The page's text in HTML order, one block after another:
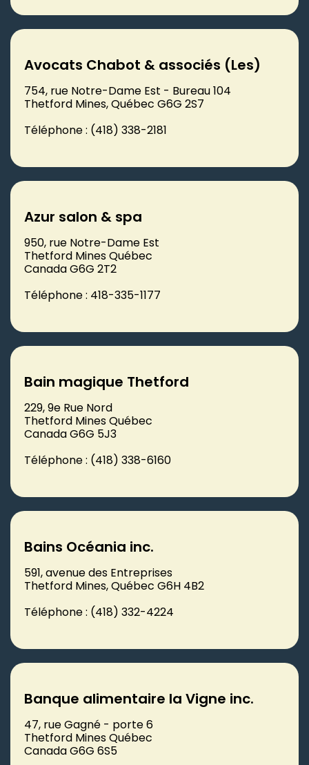
Avocats Chabot & associés (Les)
754, rue Notre-Dame Est - Bureau 104
Thetford Mines, Québec G6G 2S7
Téléphone : (418) 338-2181
Azur salon & spa
950, rue Notre-Dame Est
Thetford Mines Québec
Canada G6G 2T2
Téléphone : 418-335-1177
Bain magique Thetford
229, 9e Rue Nord
Thetford Mines Québec
Canada G6G 5J3
Téléphone : (418) 338-6160
Bains Océania inc.
591, avenue des Entreprises
Thetford Mines, Québec G6H 4B2
Téléphone : (418) 332-4224
Banque alimentaire la Vigne inc.
47, rue Gagné - porte 6
Thetford Mines Québec
Canada G6G 6S5